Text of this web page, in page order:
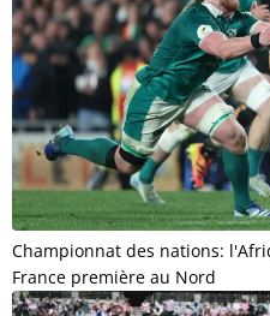
Championnat des nations:
France première au Nord